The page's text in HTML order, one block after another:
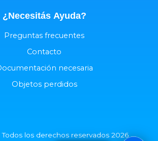
¿Necesitás Ayuda?
Preguntas frecuentes
Contacto
necesaria
Objetos perdidos
los derechos reservados 2026